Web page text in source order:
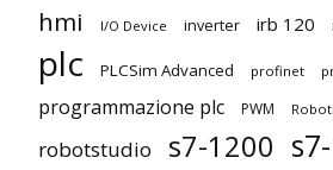
hmi I/O Device inverter irb 120
plc PLCSim Advanced profinet
programmazione plc PWM
robotstudio s7-1200